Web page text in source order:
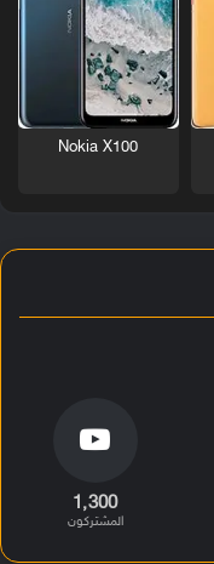
Nokia X100
1٬300
المشتركون